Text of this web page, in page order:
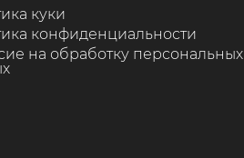
куки
конфиденциальности
на обработку персональных